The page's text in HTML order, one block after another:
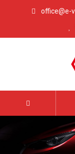
office@e-